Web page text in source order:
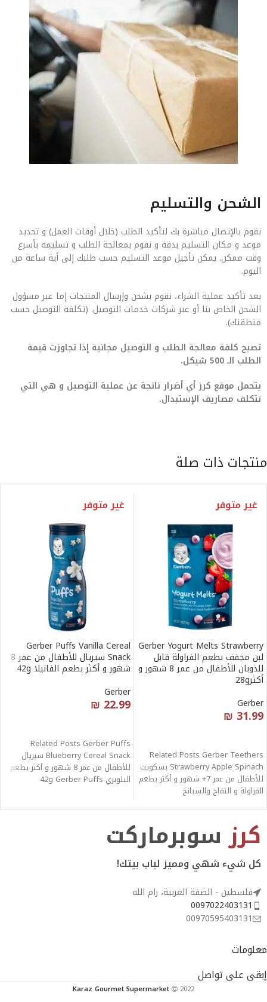
الشحن والتسليم
نقوم بالإتصال مباشرة بك لتأكيد الطلب (خلال أوقات العمل) و تحديد
موعد و مكان التسليم بدقة و نقوم بمعالجة الطلب و تسليمه بأسرع
وقت ممكن. يمكن تأجيل موعد التسليم حسب طلبك إلى أية ساعة من
اليوم.
بعد تأكيد عملية الشراء، نقوم بشحن وإرسال المنتجات إما عبر مسؤول
الشحن الخاص بنا أو عبر شركات خدمات التوصيل. (تكلفة التوصيل حسب
منطقتك).
تصبح كلفة معالجة الطلب و التوصيل مجانية إذا تجاوزت قيمة
الطلب الـ 500 شيكل.
يتحمل موقع كرز أي أضرار ناتجة عن عملية التوصيل و هي التي
تتكلف مصاريف الإستبدال.
منتجات ذات صلة
غير متوفر
Gerber Yogurt Melts Strawberry
لبن مجفف بطعم الفراولة قابل
للذوبان للأطفال من عمر 8 شهور و
أكثر28g
Gerber
₪ 31.99
Related Posts Gerber Teethers
Strawberry Apple Spinach بسكويت
للأطفال من عمر 7+ شهور و أكثر بطعم
الفراولة و التفاح والسبانخ
غير متوفر
Gerber Puffs Vanilla Cereal
Snack سيريال للأطفال من عمر 8
شهور و أكثر بطعم الفانيلا 42g
Gerber
₪ 22.99
Related Posts Gerber Puffs
Blueberry Cereal Snack سيريال
للأطفال من عمر 8 شهور و أكثر بطعم
البلوبري 42g Gerber Puffs
كرز سوبرماركت
كل شيء شهي ومميز لباب بيتك!
فلسطين - الضفة الغربية، رام الله
0097022403131
00970595403131
معلومات
إبقى على تواصل
Karaz Gourmet Supermarket 2022